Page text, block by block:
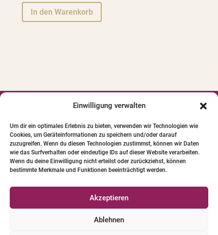
Einwilligung verwalten
Um dir ein optimales Erlebnis zu bieten, verwenden wir Technologien wie
Cookies, um Geräteinformationen zu speichern und/oder darauf
zuzugreifen. Wenn du diesen Technologien zustimmst, können wir Daten
wie das Surfverhalten oder eindeutige IDs auf dieser Website verarbeiten.
Wenn du deine Einwilligung nicht erteilst oder zurückziehst, können
bestimmte Merkmale und Funktionen beeinträchtigt werden.
Akzeptieren
Ablehnen
In den Warenkorb
A
t
i
e
:

© 2024 INSTITUT FÜR PFERDE-
PHYSIOTHERAPIE GBR. Alle Bilder und Texte
unterliegen dem Urheberrecht.
Versicherungen für Pferde-Physio-Therapeuten